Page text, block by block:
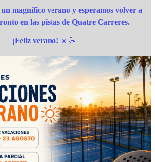
un magnífico verano y esperamos volver a
en las pistas de Quatre Carreres.
¡Feliz verano! ☀️🎾